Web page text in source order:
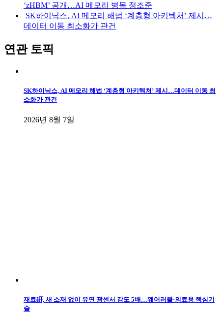
‘zHBM’ 공개…AI 메모리 병목 정조준
SK하이닉스, AI 메모리 해법 ‘계층형 아키텍처’ 제시…
데이터 이동 최소화가 관건
연관 토픽
SK하이닉스, AI 메모리 해법 ‘계층형 아키텍처’ 제시…데이터 이동 최
소화가 관건
2026년 8월 7일
재료硏, 새 소재 없이 유연 광센서 감도 5배…웨어러블·의료용 핵심기
술